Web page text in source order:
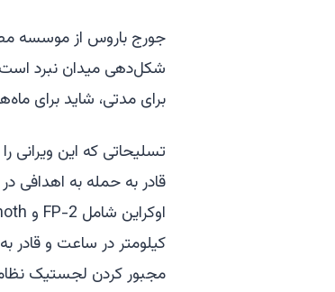
جورج باروس از موسسه
شکل‌دهی میدان نبرد
برای مدتی، شاید برای
تسلیحاتی که این ویرانی
مجبور کردن لجستیک